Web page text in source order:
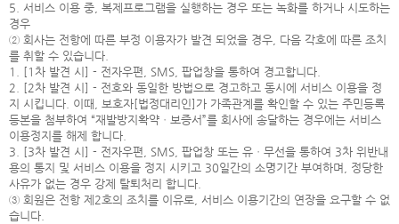
5. 서비스 이용 중, 복제프로그램을 실행하는 경우 또는 녹화를 하거나 시도하는
경우
② 회사는 전항에 따른 부정 이용자가 발견 되었을 경우, 다음 각호에 따른 조치
를 취할 수 있습니다.
1. [1차 발견 시] - 전자우편, SMS, 팝업창을 통하여 경고합니다.
2. [2차 발견 시] - 전호와 동일한 방법으로 경고하고 동시에 서비스 이용을 정
지 시킵니다. 이때, 보호자[법정대리인]가 가족관계를 확인할 수 있는 주민등록
등본을 첨부하여 “재발방지확약ㆍ보증서”를 회사에 송달하는 경우에는 서비스
이용정지를 해제 합니다.
3. [3차 발견 시] - 전자우편, SMS, 팝업창 또는 유ㆍ무선을 통하여 3차 위반내
용의 통지 및 서비스 이용을 정지 시키고 30일간의 소명기간 부여하며, 정당한
사유가 없는 경우 강제 탈퇴처리 합니다.
③ 회원은 전항 제2호의 조치를 이유로, 서비스 이용기간의 연장을 요구할 수 없
습니다.